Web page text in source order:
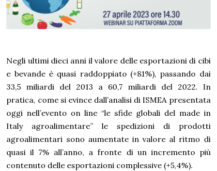
Negli ultimi dieci anni il valore delle esportazioni di cibi
e bevande è quasi raddoppiato (+81%), passando dai
33,5 miliardi del 2013 a 60,7 miliardi del 2022. In
pratica, come si evince dall’analisi di ISMEA presentata
oggi nell’evento on line “le sfide globali del made in
Italy agroalimentare” le spedizioni di prodotti
agroalimentari sono aumentate in valore al ritmo di
quasi il 7% all’anno, a fronte di un incremento più
contenuto delle esportazioni complessive (+5,4%).